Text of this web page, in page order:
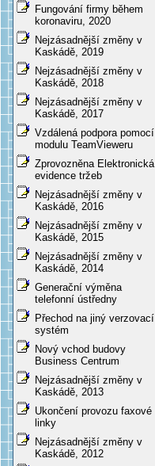
Fungování firmy během
koronaviru, 2020
Nejzásadnější změny v
Kaskádě, 2019
Nejzásadnější změny v
Kaskádě, 2018
Nejzásadnější změny v
Kaskádě, 2017
Vzdálená podpora pomocí
modulu TeamVieweru
Zprovozněna Elektronická
evidence tržeb
Nejzásadnější změny v
Kaskádě, 2016
Nejzásadnější změny v
Kaskádě, 2015
Nejzásadnější změny v
Kaskádě, 2014
Generační výměna
telefonní ústředny
Přechod na jiný verzovací
systém
Nový vchod budovy
Business Centrum
Nejzásadnější změny v
Kaskádě, 2013
Ukončení provozu faxové
linky
Nejzásadnější změny v
Kaskádě, 2012